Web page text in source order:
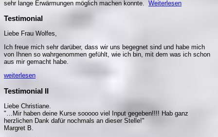
sehr lange Erwärmungen möglich machen konnte. Weiterlesen
Testimonial
Liebe Frau Wolfes,
Ich freue mich sehr darüber, dass wir uns begegnet sind und habe mich
von Ihnen so wahrgenommen gefühlt, wie ich bin, mit dem was ich schon
aus mir gemacht habe.
weiterlesen
Testimonial II
Liebe Christiane.
"…Mir haben deine Kurse sooooo viel Input gegeben!!!! Hab ganz
herzlichen Dank dafür nochmals an dieser Stelle!"
Margret B.